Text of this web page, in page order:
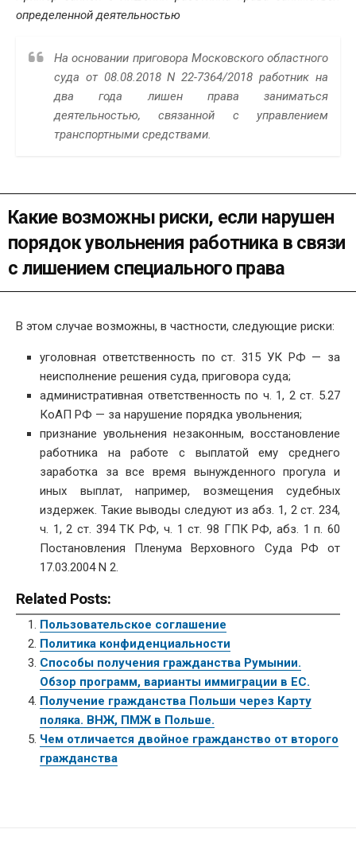
определенной деятельностью
На основании приговора Московского областного
суда от 08.08.2018 N 22-7364/2018 работник на
два года лишен права заниматься
деятельностью, связанной с управлением
транспортными средствами.
Какие возможны риски, если нарушен
порядок увольнения работника в связи
с лишением специального права
В этом случае возможны, в частности, следующие риски:
уголовная ответственность по ст. 315 УК РФ — за
неисполнение решения суда, приговора суда;
административная ответственность по ч. 1, 2 ст. 5.27
КоАП РФ — за нарушение порядка увольнения;
признание увольнения незаконным, восстановление
работника на работе с выплатой ему среднего
заработка за все время вынужденного прогула и
иных выплат, например, возмещения судебных
издержек. Такие выводы следуют из абз. 1, 2 ст. 234,
ч. 1, 2 ст. 394 ТК РФ, ч. 1 ст. 98 ГПК РФ, абз. 1 п. 60
Постановления Пленума Верховного Суда РФ от
17.03.2004 N 2.
Related Posts:
Пользовательское соглашение
Политика конфиденциальности
Способы получения гражданства Румынии.
Обзор программ, варианты иммиграции в ЕС.
Получение гражданства Польши через Карту
поляка. ВНЖ, ПМЖ в Польше.
Чем отличается двойное гражданство от второго
гражданства